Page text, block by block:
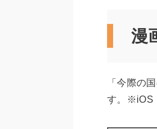
漫
「今際の
す。※iOS